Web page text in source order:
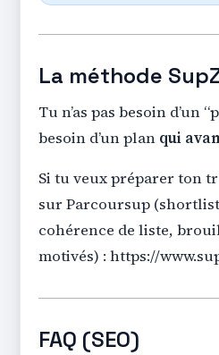
La méthode
Tu n’as pas besoin d’un
besoin d’un plan qui
Si tu veux préparer ton
sur Parcoursup
cohérence de liste,
motivés) : https://
FAQ (SEO)